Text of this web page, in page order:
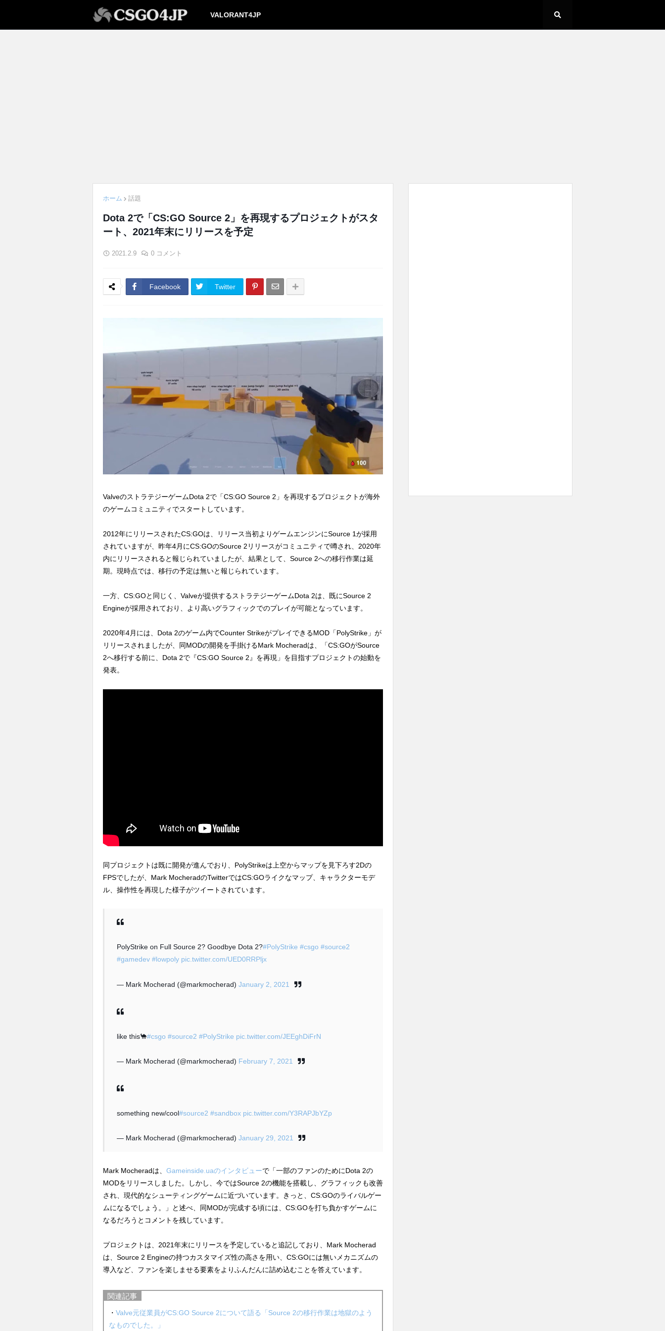
VALORANT4JP
ホーム 話題
Dota 2で「CS:GO Source 2」を再現するプロジェクトがスタ
ート、2021年末にリリースを予定
2021.2.9 0 コメント
Facebook Twitter
ValveのストラテジーゲームDota 2で「CS:GO Source 2」を再現するプロジェクトが海外
のゲームコミュニティでスタートしています。
2012年にリリースされたCS:GOは、リリース当初よりゲームエンジンにSource 1が採用
されていますが、昨年4月にCS:GOのSource 2リリースがコミュニティで噂され、2020年
内にリリースされると報じられていましたが、結果として、Source 2への移行作業は延
期。現時点では、移行の予定は無いと報じられています。
一方、CS:GOと同じく、Valveが提供するストラテジーゲームDota 2は、既にSource 2
Engineが採用されており、より高いグラフィックでのプレイが可能となっています。
2020年4月には、Dota 2のゲーム内でCounter StrikeがプレイできるMOD「PolyStrike」が
リリースされましたが、同MODの開発を手掛けるMark Mocheradは、「CS:GOがSource
2へ移行する前に、Dota 2で『CS:GO Source 2』を再現」を目指すプロジェクトの始動を
発表。
同プロジェクトは既に開発が進んでおり、PolyStrikeは上空からマップを見下ろす2Dの
FPSでしたが、Mark MocheradのTwitterではCS:GOライクなマップ、キャラクターモデ
ル、操作性を再現した様子がツイートされています。
PolyStrike on Full Source 2? Goodbye Dota 2?#PolyStrike #csgo #source2
#gamedev #lowpoly pic.twitter.com/UED0RRPljx
— Mark Mocherad (@markmocherad) January 2, 2021
like this🐪#csgo #source2 #PolyStrike pic.twitter.com/JEEghDiFrN
— Mark Mocherad (@markmocherad) February 7, 2021
something new/cool#source2 #sandbox pic.twitter.com/Y3RAPJbYZp
— Mark Mocherad (@markmocherad) January 29, 2021
Mark Mocheradは、 Gameinside.uaのインタビューで「一部のファンのためにDota 2の
MODをリリースしました。しかし、今ではSource 2の機能を搭載し、グラフィックも改善
され、現代的なシューティングゲームに近づいています。きっと、CS:GOのライバルゲー
ムになるでしょう。」と述べ、同MODが完成する頃には、CS:GOを打ち負かすゲームに
なるだろうとコメントを残しています。
プロジェクトは、2021年末にリリースを予定していると追記しており、Mark Mocherad
は、Source 2 Engineの持つカスタマイズ性の高さを用い、CS:GOには無いメカニズムの
導入など、ファンを楽しませる要素をよりふんだんに詰め込むことを答えています。
関連記事
・ Valve元従業員がCS:GO Source 2について語る「Source 2の移行作業は地獄のよう
なものでした。」